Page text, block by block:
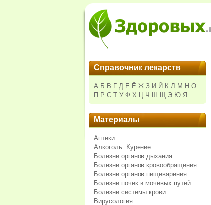
Справочник лекарств
А Б В Г Д Е Ё Ж З И Й К Л М Н О
П Р С Т У Ф Х Ц Ч Ш Щ Э Ю Я
Материалы
Аптеки
Алкоголь. Курение
Болезни органов дыхания
Болезни органов кровообращения
Болезни органов пищеварения
Болезни почек и мочевых путей
Болезни системы крови
Вирусология